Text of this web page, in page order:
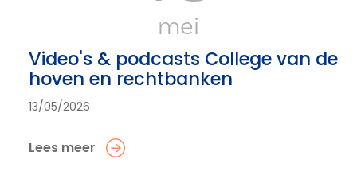
mei
Video's & podcasts College van de
hoven en rechtbanken
13/05/2026
Lees meer